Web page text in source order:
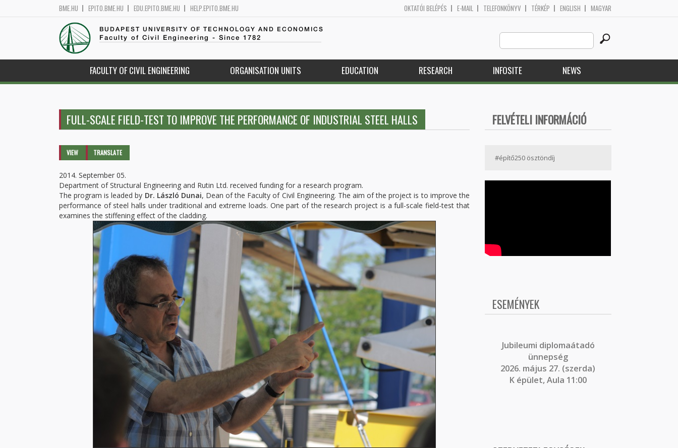
BME.HU EPITO.BME.HU EDU.EPITO.BME.HU HELP.EPITO.BME.HU OKTATÓI BELÉPÉS E-MAIL TELEFONKÖNYV TÉRKÉP ENGLISH MAGYAR
BUDAPEST UNIVERSITY OF TECHNOLOGY AND ECONOMICS
Faculty of Civil Engineering - Since 1782
Search
this
site
FACULTY OF CIVIL ENGINEERING ORGANISATION UNITS EDUCATION RESEARCH INFOSITE NEWS
FULL-SCALE FIELD-TEST TO IMPROVE THE PERFORMANCE OF INDUSTRIAL STEEL HALLS
Primary tabs
VIEW (ACTIVETRANSLATE
2014. September 05.
Department of Structural Engineering and Rutin Ltd. received funding for a research program.
The program is leaded by Dr. László Dunai, Dean of the Faculty of Civil Engineering. The aim of the project is to improve the
performance of steel halls under traditional and extreme loads. One part of the research project is a full-scale field-test that
examines the stiffening effect of the cladding.
FELVÉTELI INFORMÁCIÓ
#építő250 ösztöndíj
ESEMÉNYEK
Jubileumi diplomaátadó
ünnepség
2026. május 27. (szerda)
K épület, Aula 11:00